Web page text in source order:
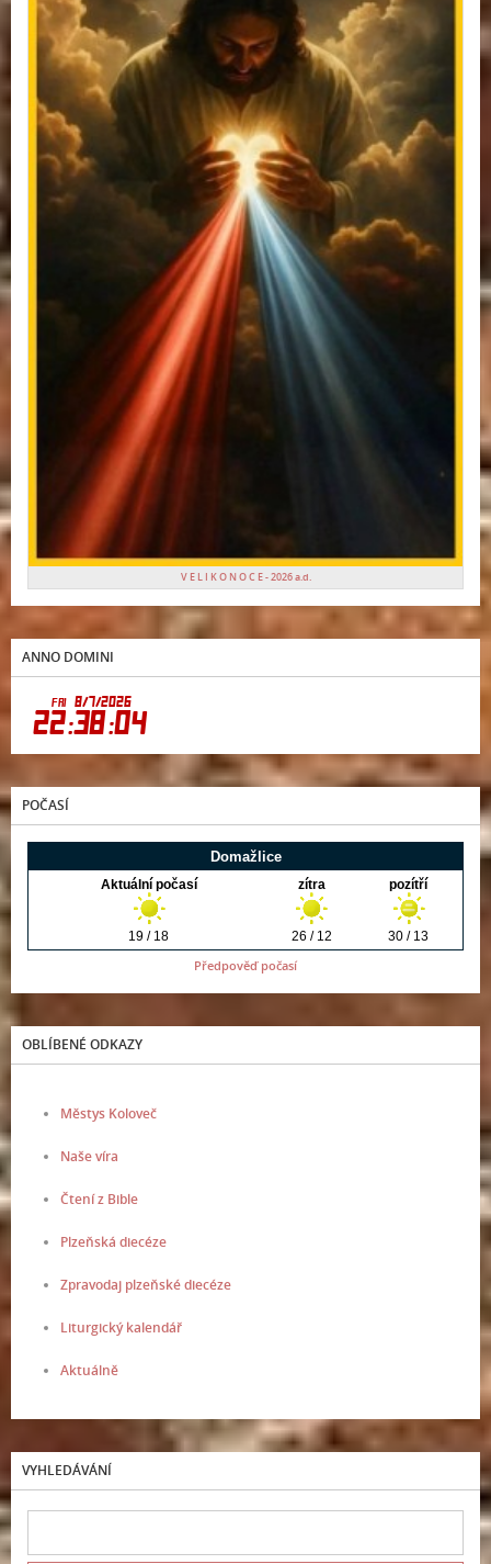
V E L I K O N O C E - 2026 a.d.
ANNO DOMINI
POČASÍ
Předpověď počasí
OBLÍBENÉ ODKAZY
Městys Koloveč
Naše víra
Čtení z Bible
Plzeňská diecéze
Zpravodaj plzeňské diecéze
Liturgický kalendář
Aktuálně
VYHLEDÁVÁNÍ